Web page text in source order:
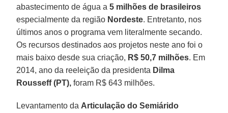
abastecimento de água a5 milhões de brasileiros
especialmente da região Nordeste. Entretanto, nos
últimos anos o programa vem literalmente secando.
Os recursos destinados aos projetos neste ano foi o
mais baixo desde sua criação, R$ 50,7 milhões. Em
2014, ano da reeleição da presidenta Dilma
Rousseff (PT), foram R$ 643 milhões.
Levantamento da Articulação do Semiárido